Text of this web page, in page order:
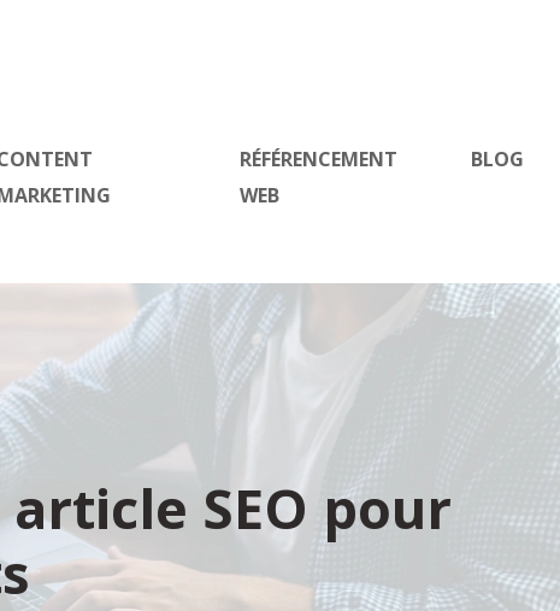
RÉFÉRENCEMENT
WEB
BLOG
SEO pour